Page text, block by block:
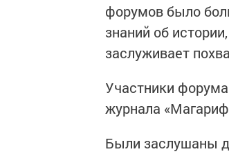
форумов было
знаний об
заслуживает
Участники
журнала
Были заслушаны